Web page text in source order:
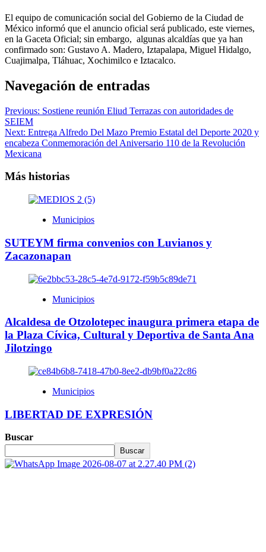
El equipo de comunicación social del Gobierno de la Ciudad de
México informó que el anuncio oficial será publicado, este viernes,
en la Gaceta Oficial; sin embargo, algunas alcaldías que ya han
confirmado son: Gustavo A. Madero, Iztapalapa, Miguel Hidalgo,
Cuajimalpa, Tláhuac, Xochimilco e Iztacalco.
Navegación de entradas
Previous: Sostiene reunión Eliud Terrazas con autoridades de
SEIEM
Next: Entrega Alfredo Del Mazo Premio Estatal del Deporte 2020 y
encabeza Conmemoración del Aniversario 110 de la Revolución
Mexicana
Más historias
Municipios
SUTEYM firma convenios con Luvianos y
Zacazonapan
Municipios
Alcaldesa de Otzolotepec inaugura primera etapa de
la Plaza Cívica, Cultural y Deportiva de Santa Ana
Jilotzingo
Municipios
LIBERTAD DE EXPRESIÓN
Buscar
Buscar